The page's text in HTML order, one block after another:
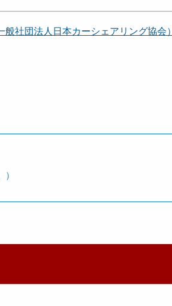
社団法人日本カーシェアリング協会